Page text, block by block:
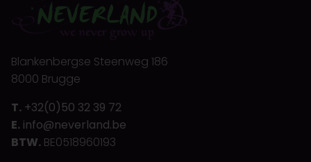
Blankenbergse Steenweg 186
8000 Brugge
T. +32(0)50 32 39 72
E. info@neverland.be
BTW. BE0518960193